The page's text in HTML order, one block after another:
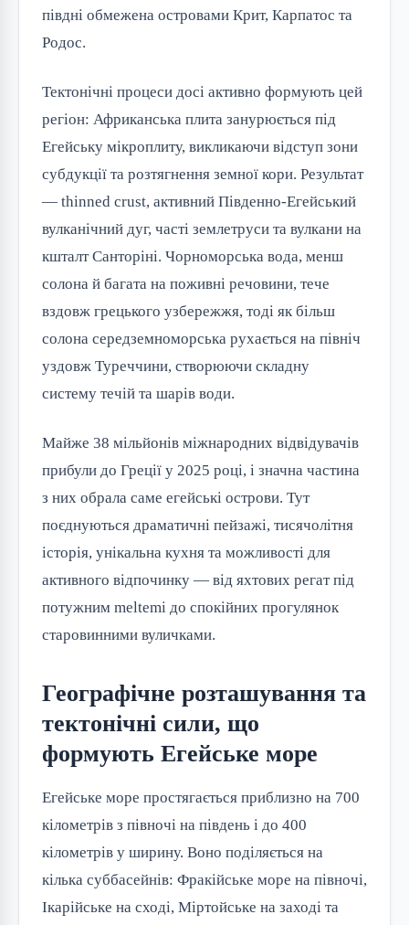
півдні обмежена островами Крит, Карпатос та
Родос.
Тектонічні процеси досі активно формують цей
регіон: Африканська плита занурюється під
Егейську мікроплиту, викликаючи відступ зони
субдукції та розтягнення земної кори. Результат
— thinned crust, активний Південно-Егейський
вулканічний дуг, часті землетруси та вулкани на
кшталт Санторіні. Чорноморська вода, менш
солона й багата на поживні речовини, тече
вздовж грецького узбережжя, тоді як більш
солона середземноморська рухається на північ
уздовж Туреччини, створюючи складну
систему течій та шарів води.
Майже 38 мільйонів міжнародних відвідувачів
прибули до Греції у 2025 році, і значна частина
з них обрала саме егейські острови. Тут
поєднуються драматичні пейзажі, тисячолітня
історія, унікальна кухня та можливості для
активного відпочинку — від яхтових регат під
потужним meltemi до спокійних прогулянок
старовинними вуличками.
Географічне розташування та
тектонічні сили, що
формують Егейське море
Егейське море простягається приблизно на 700
кілометрів з півночі на південь і до 400
кілометрів у ширину. Воно поділяється на
кілька суббасейнів: Фракійське море на півночі,
Ікарійське на сході, Міртойське на заході та